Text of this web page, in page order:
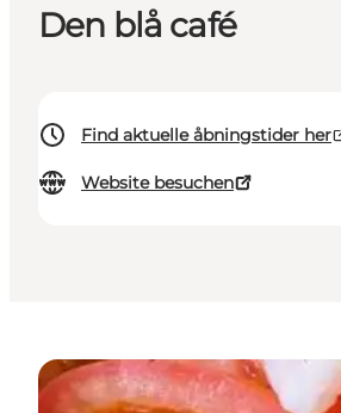
Den blå café
Find aktuelle åbningstider her
Website besuchen